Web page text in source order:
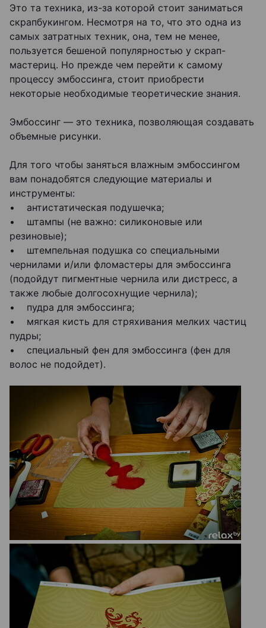
Это та техника, из-за которой стоит заниматься
скрапбукингом. Несмотря на то, что это одна из
самых затратных техник, она, тем не менее,
пользуется бешеной популярностью у скрап-
мастериц. Но прежде чем перейти к самому
процессу эмбоссинга, стоит приобрести
некоторые необходимые теоретические знания.
Эмбоссинг — это техника, позволяющая создавать
объемные рисунки.
Для того чтобы заняться влажным эмбоссингом
вам понадобятся следующие материалы и
инструменты:
• антистатическая подушечка;
• штампы (не важно: силиконовые или
резиновые);
• штемпельная подушка со специальными
чернилами и/или фломастеры для эмбоссинга
(подойдут пигментные чернила или дистресс, а
также любые долгосохнущие чернила);
• пудра для эмбоссинга;
• мягкая кисть для стряхивания мелких частиц
пудры;
• специальный фен для эмбоссинга (фен для
волос не подойдет).